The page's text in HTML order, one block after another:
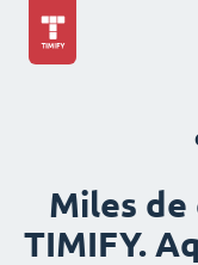
Miles de
TIMIFY.